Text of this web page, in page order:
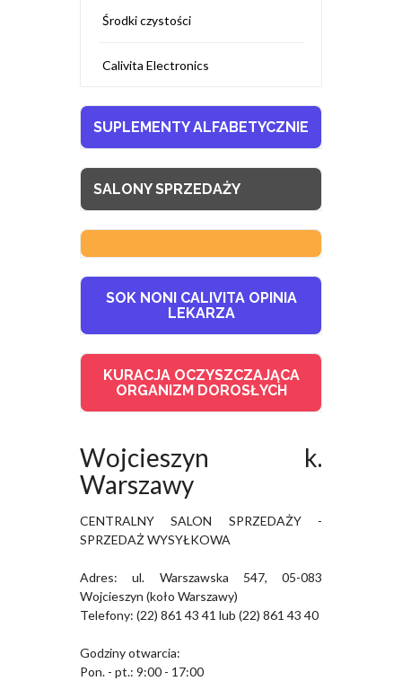
Środki czystości
Calivita Electronics
SUPLEMENTY ALFABETYCZNIE
SALONY SPRZEDAŻY
SOK NONI CALIVITA OPINIA
LEKARZA
KURACJA OCZYSZCZAJĄCA
ORGANIZM DOROSŁYCH
Wojcieszyn k.
Warszawy
CENTRALNY SALON SPRZEDAŻY -
SPRZEDAŻ WYSYŁKOWA
Adres: ul. Warszawska 547, 05-083
Wojcieszyn (koło Warszawy)
Telefony: (22) 861 43 41 lub (22) 861 43 40
Godziny otwarcia:
Pon. - pt.: 9:00 - 17:00